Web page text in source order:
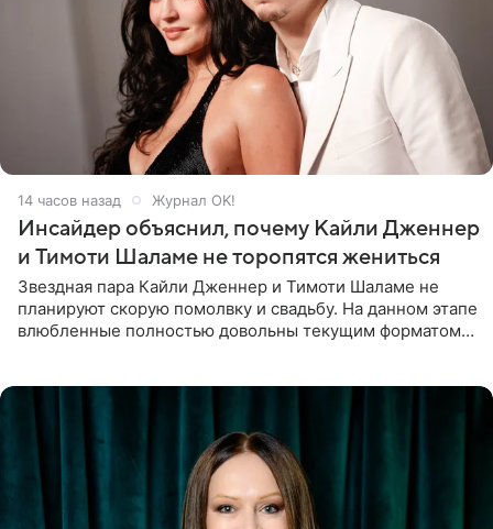
14 часов назад Журнал OK!
Инсайдер объяснил, почему Кайли Дженнер
и Тимоти Шаламе не торопятся жениться
Звездная пара Кайли Дженнер и Тимоти Шаламе не
планируют скорую помолвку и свадьбу. На данном этапе
влюбленные полностью довольны текущим форматом